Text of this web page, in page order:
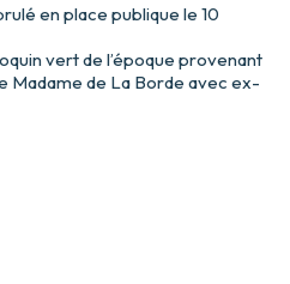
en place publique le 10
vert de l’époque provenant
Madame de La Borde avec ex-